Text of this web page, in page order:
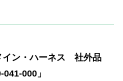
イン・ハーネス 社外品
000」